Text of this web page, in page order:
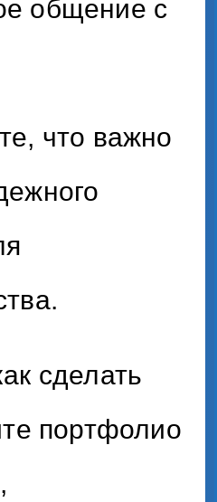
общение с
что важно
сделать
портфолио